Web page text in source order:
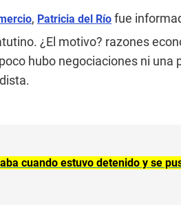
, Patricia del Río fue
¿El motivo? razones
hubo negociaciones ni una
cuando estuvo detenido y se